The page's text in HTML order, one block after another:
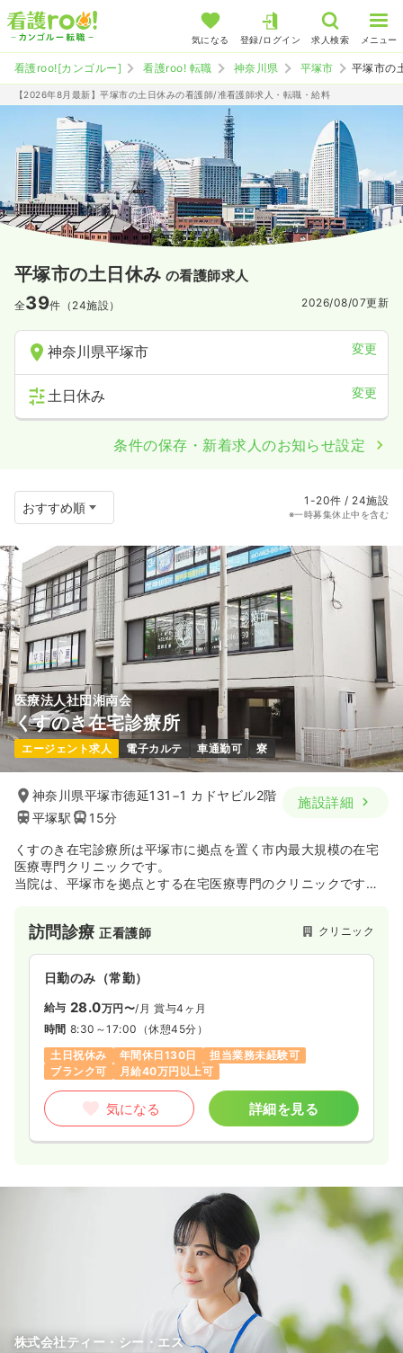
気になる 登録/ログイン 求人検索 メニュー
看護roo![カンゴルー] 看護roo! 転職 神奈川県 平塚市 平塚市の
【2026年8月最新】平塚市の土日休みの看護師/准看護師求人・転職・給料
平塚市の土日休み の看護師求人
全39件（24施設） 2026/08/07更新
神奈川県平塚市 変更
土日休み 変更
条件の保存・新着求人のお知らせ設定
1-20件 / 24施設
※一時募集休止中を含む
医療法人社団湘南会
くすのき在宅診療所
エージェント求人 電子カルテ 車通勤可 寮
神奈川県平塚市徳延131−1 カドヤビル2階
平塚駅
15分
施設詳細
くすのき在宅診療所は平塚市に拠点を置く市内最大規模の在宅
医療専門クリニックです。
当院は、平塚市を拠点とする在宅医療専門のクリニックです。
化器系疾患までさまざまな疾患に対応しています。
在宅医療経験の豊富な医師と看護師がタッグを組み、疾患だけ
にとどまらず生活や介護全般まで細やかに対応していることが
当院の最大の特徴です。患者様の生き方や性格、家庭環境、家
族構成、家屋の作り、予防策など、総合的にアプローチをかけ
て患者様の暮らしをサポートしています。
訪問診療正看護師 クリニック
日勤のみ（常勤）
給与 28.0万円〜/月 賞与4ヶ月
時間 8:30～17:00 （休憩45分）
土日祝休み
年間休日130日
担当業務未経験可
ブランク可
月給40万円以上可
気になる 詳細を見る
株式会社ティー・シー・エス